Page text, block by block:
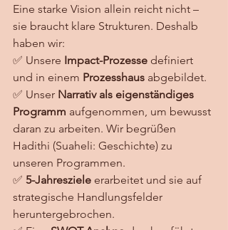
Eine starke Vision allein reicht nicht –
sie braucht klare Strukturen. Deshalb
haben wir:
✅ Unsere Impact-Prozesse definiert
und in einem Prozesshaus abgebildet.
✅ Unser Narrativ als eigenständiges
Programm aufgenommen, um bewusst
daran zu arbeiten. Wir begrüßen
Hadithi (Suaheli: Geschichte) zu
unseren Programmen.
✅ 5-Jahresziele erarbeitet und sie auf
strategische Handlungsfelder
heruntergebrochen.